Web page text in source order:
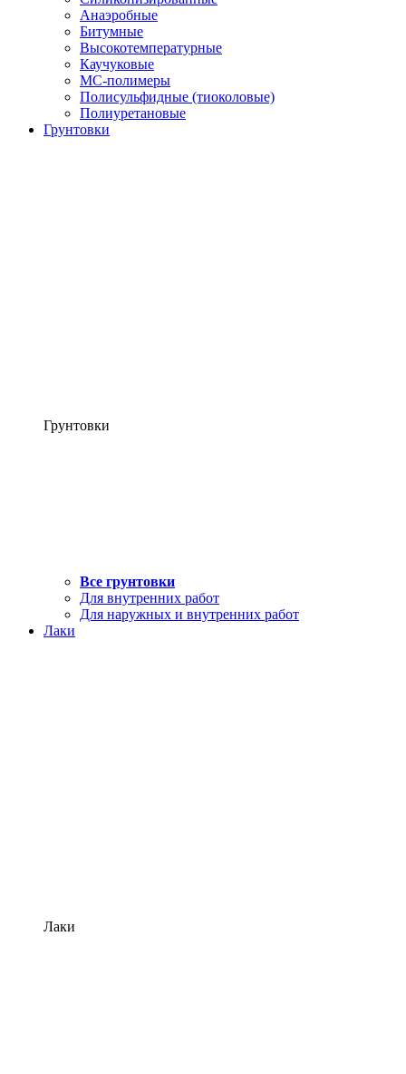
Анаэробные
Битумные
Высокотемпературные
Каучуковые
МС-полимеры
Полисульфидные (тиоколовые)
Полиуретановые
Грунтовки
Грунтовки
Все грунтовки
Для внутренних работ
Для наружных и внутренних работ
Лаки
Лаки